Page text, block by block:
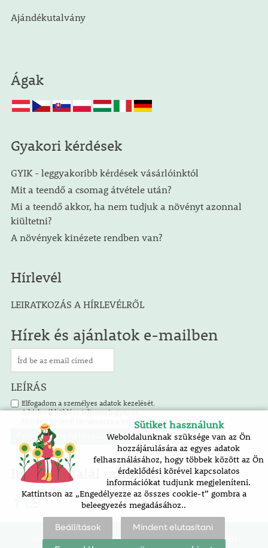
Ajándékutalvány
Ágak
Gyakori kérdések
GYIK - leggyakoribb kérdések vásárlóinktól
Mit a teendő a csomag átvétele után?
Mi a teendő akkor, ha nem tudjuk a növényt azonnal
kiültetni?
A növények kinézete rendben van?
Hírlevél
LEIRATKOZÁS A HÍRLEVÉLRŐL
Hírek és ajánlatok e-mailben
LEÍRÁS
Elfogadom a személyes adatok kezelését.
A hírlevél küldése teljesen ingyenes.
Minden hírlevél tartalmazza a leiratkozás lehetőségét.
Itt is megtalál minket!
Oldaltérkép | akadálymentesítési nyilatkozat |
cookie-
Sütiket használunk
Weboldalunknak szüksége van az Ön
hozzájárulására az egyes adatok
felhasználásához, hogy többek között az Ön
érdeklődési körével kapcsolatos
információkat tudjunk megjeleníteni.
Kattintson az „Engedélyezze az összes cookie-t” gombra a
beleegyezés megadásához..
Beállítások Mindent elutasítani